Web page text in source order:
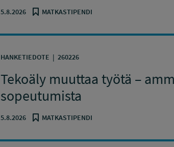
5.8.2026 MATKASTIPENDI
HANKETIEDOTE 260226
Tekoäly muuttaa työtä –
sopeutumista
5.8.2026 MATKASTIPENDI